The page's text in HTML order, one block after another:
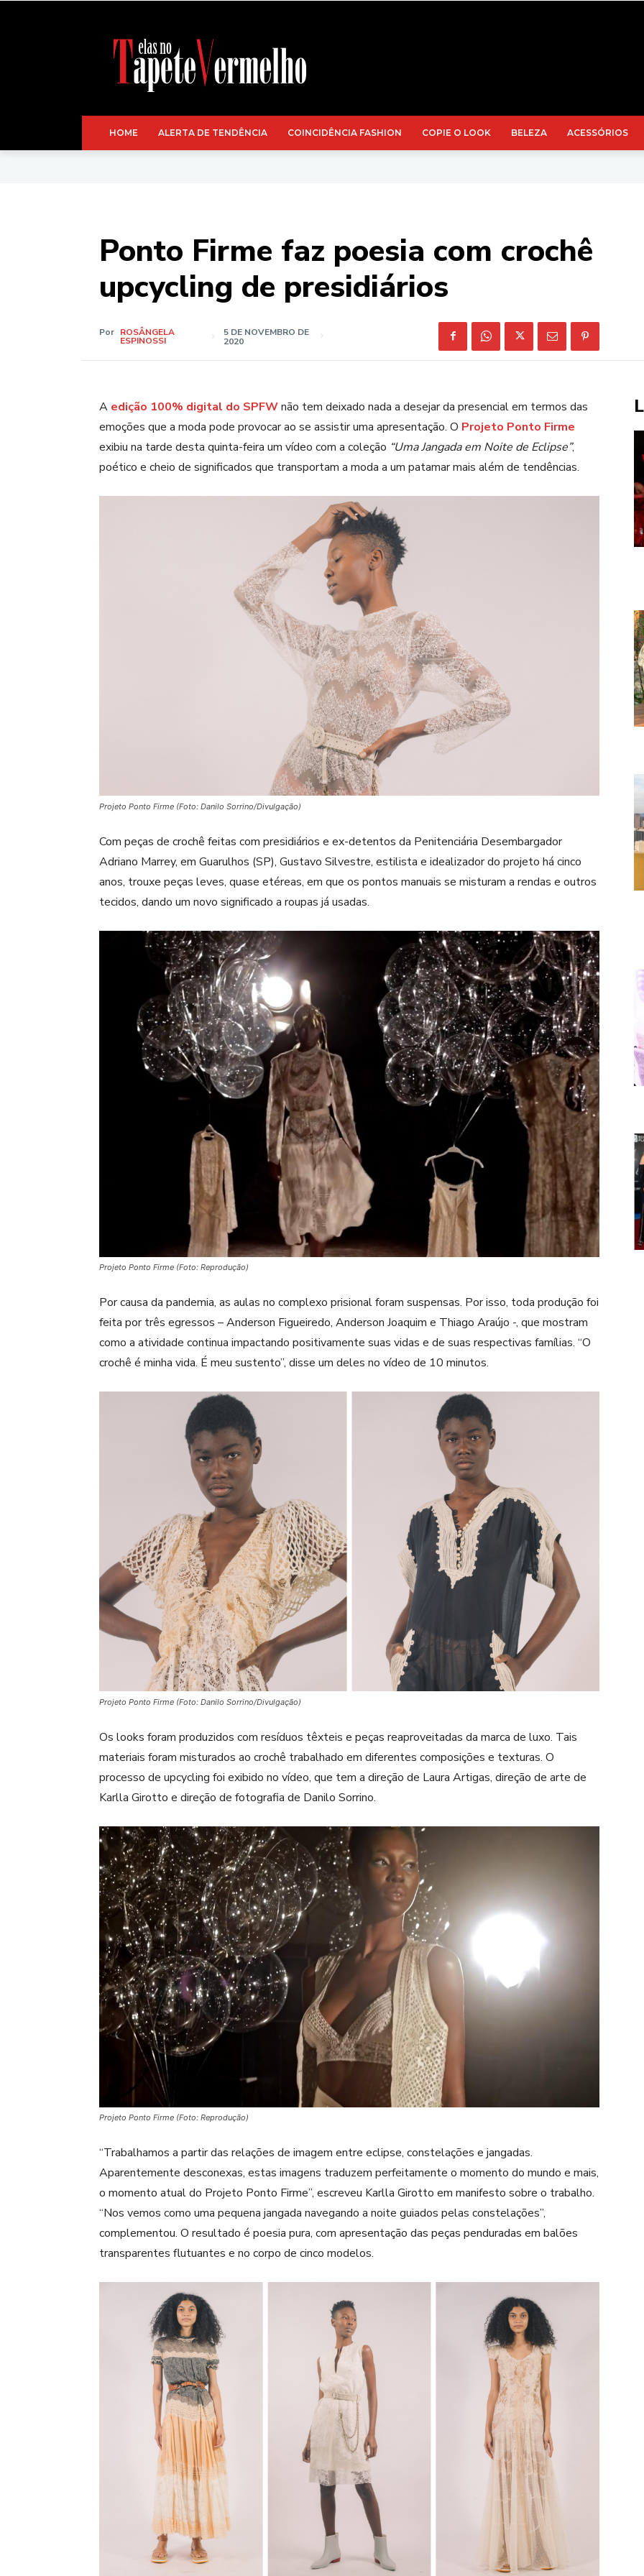
HOME ALERTA DE TENDÊNCIA COINCIDÊNCIA FASHION COPIE O LOOK BELEZA ACESSÓRIOS
Ponto Firme faz poesia com crochê
upcycling de presidiários
Por ROSÂNGELA
ESPINOSSI
5 DE NOVEMBRO DE
2020
A edição 100% digital do SPFWnão tem deixado nada a desejar da presencial em termos das
emoções que a moda pode provocar ao se assistir uma apresentação. O Projeto Ponto Firme
exibiu na tarde desta quinta-feira um vídeo com a coleção “Uma Jangada em Noite de Eclipse”,
poético e cheio de significados que transportam a moda a um patamar mais além de tendências.
Projeto Ponto Firme (Foto: Danilo Sorrino/Divulgação)
Com peças de crochê feitas com presidiários e ex-detentos da Penitenciária Desembargador
Adriano Marrey, em Guarulhos (SP), Gustavo Silvestre, estilista e idealizador do projeto há cinco
anos, trouxe peças leves, quase etéreas, em que os pontos manuais se misturam a rendas e outros
tecidos, dando um novo significado a roupas já usadas.
Projeto Ponto Firme (Foto: Reprodução)
Por causa da pandemia, as aulas no complexo prisional foram suspensas. Por isso, toda produção foi
feita por três egressos – Anderson Figueiredo, Anderson Joaquim e Thiago Araújo -, que mostram
como a atividade continua impactando positivamente suas vidas e de suas respectivas famílias. “O
crochê é minha vida. É meu sustento”, disse um deles no vídeo de 10 minutos.
Projeto Ponto Firme (Foto: Danilo Sorrino/Divulgação)
Os looks foram produzidos com resíduos têxteis e peças reaproveitadas da marca de luxo. Tais
materiais foram misturados ao crochê trabalhado em diferentes composições e texturas. O
processo de upcycling foi exibido no vídeo, que tem a direção de Laura Artigas, direção de arte de
Karlla Girotto e direção de fotografia de Danilo Sorrino.
Projeto Ponto Firme (Foto: Reprodução)
“Trabalhamos a partir das relações de imagem entre eclipse, constelações e jangadas.
Aparentemente desconexas, estas imagens traduzem perfeitamente o momento do mundo e mais,
o momento atual do Projeto Ponto Firme”, escreveu Karlla Girotto em manifesto sobre o trabalho.
“Nos vemos como uma pequena jangada navegando a noite guiados pelas constelações”,
complementou. O resultado é poesia pura, com apresentação das peças penduradas em balões
transparentes flutuantes e no corpo de cinco modelos.